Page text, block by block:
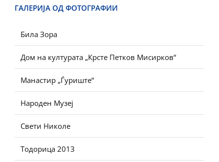
ГАЛЕРИЈА ОД ФОТОГРАФИИ
Била Зора
Дом на културата „Крсте Петков Мисирков“
Манастир „Ѓуриште“
Народен Музеј
Свети Николе
Тодорица 2013